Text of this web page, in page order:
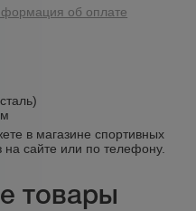
об оплате
в магазине спортивных
сайте или по телефону.
товары